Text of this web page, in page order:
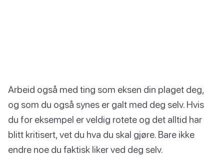
Arbeid også med ting som eksen din plaget deg,
og som du også synes er galt med deg selv. Hvis
du for eksempel er veldig rotete og det alltid har
blitt kritisert, vet du hva du skal gjøre. Bare ikke
endre noe du faktisk liker ved deg selv.